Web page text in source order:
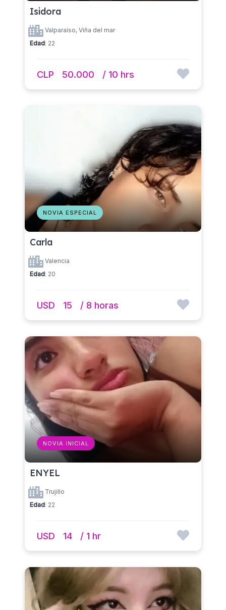
Isidora
Valparaíso, Viña del mar
Edad: 22
CLP 50.000 / 10 hrs
NOVIA ESPECIAL
Carla
Valencia
Edad: 20
USD 15 / 8 horas
NOVIA INICIAL
ENYEL
Trujillo
Edad: 22
USD 14 / 1 hr